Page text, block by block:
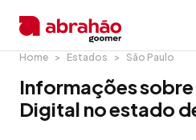
Home Estados São Paulo
Informações
Digital no estado